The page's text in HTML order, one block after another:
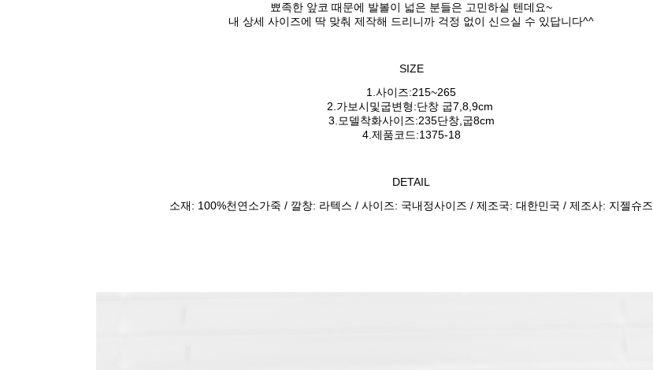
뾰족한 앞코 때문에 발볼이 넓은 분들은 고민하실 텐데요~
내 상세 사이즈에 딱 맞춰 제작해 드리니까 걱정 없이 신으실 수 있답니다^^
SIZE
1.사이즈:215~265
2.가보시및굽변형:단창 굽7,8,9cm
3.모델착화사이즈:235단창,굽8cm
4.제품코드:1375-18
DETAIL
소재: 100%천연소가죽 / 깔창: 라텍스 / 사이즈: 국내정사이즈 / 제조국: 대한민국 / 제조사: 지젤슈즈